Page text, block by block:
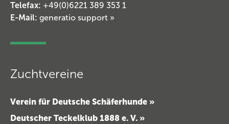
Telefax: +49(0)6221 389 353 1
E-Mail: generatio support »
Zuchtvereine
Verein für Deutsche Schäferhunde »
Deutscher Teckelklub 1888 e. V. »